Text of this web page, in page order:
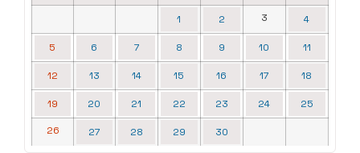
1 2 3 4
5 6 7 8 9 10 11
12 13 14 15 16 17 18
19 20 21 22 23 24 25
26 27 28 29 30